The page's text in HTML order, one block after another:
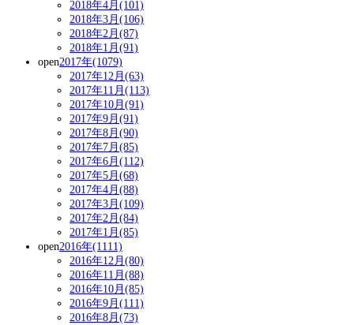
2018年4月(101)
2018年3月(106)
2018年2月(87)
2018年1月(91)
open2017年(1079)
2017年12月(63)
2017年11月(113)
2017年10月(91)
2017年9月(91)
2017年8月(90)
2017年7月(85)
2017年6月(112)
2017年5月(68)
2017年4月(88)
2017年3月(109)
2017年2月(84)
2017年1月(85)
open2016年(1111)
2016年12月(80)
2016年11月(88)
2016年10月(85)
2016年9月(111)
2016年8月(73)